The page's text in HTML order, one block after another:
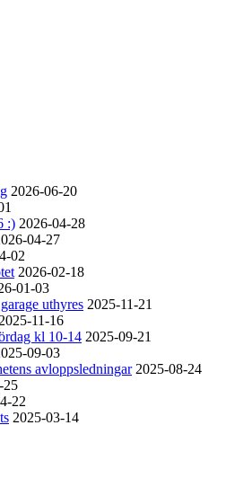
2026-06-20
:) 2026-04-28
04-27
02
2026-02-18
01-03
uthyres 2025-11-21
11-16
kl 10-14 2025-09-21
09-03
avloppsledningar 2025-08-24
25
22
2025-03-14